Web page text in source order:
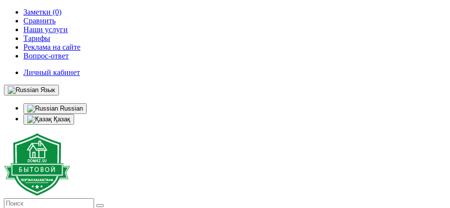
Заметки (0)
Сравнить
Наши услуги
Тарифы
Реклама на сайте
Вопрос-ответ
Личный кабинет
Язык
Russian
Қазақ